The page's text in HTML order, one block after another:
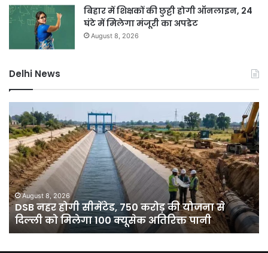
बिहार में शिक्षकों की छुट्टी होगी ऑनलाइन, 24
घंटे में मिलेगा मंजूरी का अपडेट
August 8, 2026
Delhi News
से
में
बारिश
ने
तोड़ा
15
साल
का
रिकॉर्ड,
7
डिग्री
August 8, 2026
दिल्ली में बारिश ने तोड़ा 15 साल का रिकॉर्ड, 7
गिरा पारा; गुरुग्राम में आज रेड अलर्ट